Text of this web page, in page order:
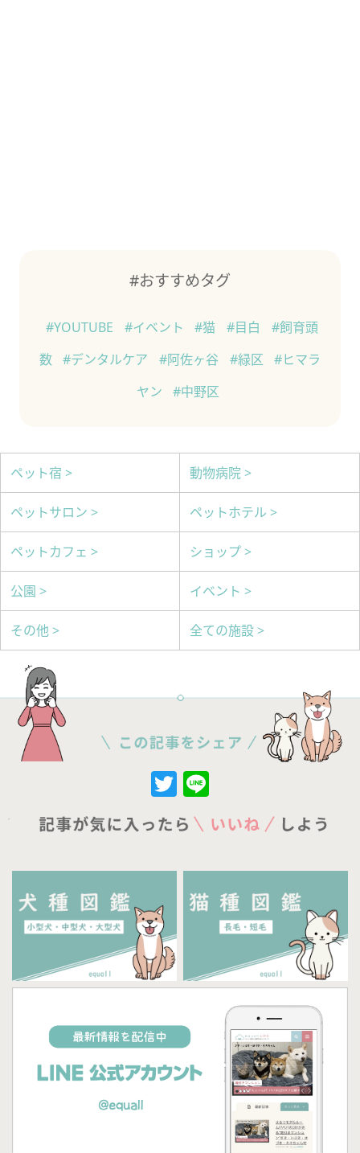
#おすすめタグ
#YOUTUBE #イベント #猫 #目白
#飼育頭
数
#デンタルケア #阿佐ヶ谷 #緑区
#ヒマラ
ヤン
#中野区
ペット宿 > 動物病院 >
ペットサロン > ペットホテル >
ペットカフェ > ショップ >
公園 > イベント >
その他 > 全ての施設 >
Twitter